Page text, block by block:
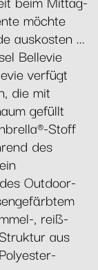
möchte
auskosten ...
Bellevie
verfügt
die mit
gefüllt
Stoff
des
Outdoor-
, reiß-
aus